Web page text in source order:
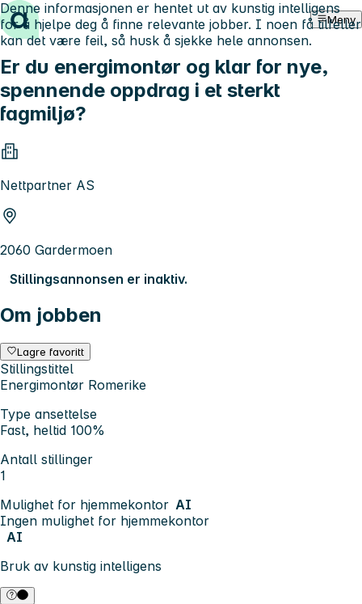
Hopp til innhold Meny
Er du energimontør og klar for nye,
spennende oppdrag i et sterkt
fagmiljø?
Nettpartner AS
2060 Gardermoen
Stillingsannonsen er inaktiv.
Om jobben
Lagre favoritt
Stillingstittel
Energimontør Romerike
Type ansettelse
Fast, heltid 100%
Antall stillinger
1
Mulighet for hjemmekontor AI
Ingen mulighet for hjemmekontor
AI
Bruk av kunstig intelligens
Denne informasjonen er hentet ut av kunstig intelligens
for å hjelpe deg å finne relevante jobber. I noen få tilfeller
kan det være feil, så husk å sjekke hele annonsen.